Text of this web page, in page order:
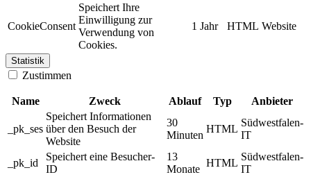
CookieConsent
Speichert Ihre
Einwilligung zur
Verwendung von
Cookies.
1 Jahr HTML Website
Statistik
Zustimmen
Name Zweck Ablauf Typ Anbieter
_pk_ses
Speichert Informationen
über den Besuch der
Website
30
Minuten
HTML
Südwestfalen-
IT
_pk_id
Speichert eine Besucher-
ID
13
Monate
HTML
Südwestfalen-
IT